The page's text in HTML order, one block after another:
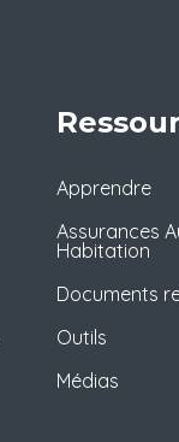
Apprendre
Assurances
Habitation
Documents
Outils
Médias